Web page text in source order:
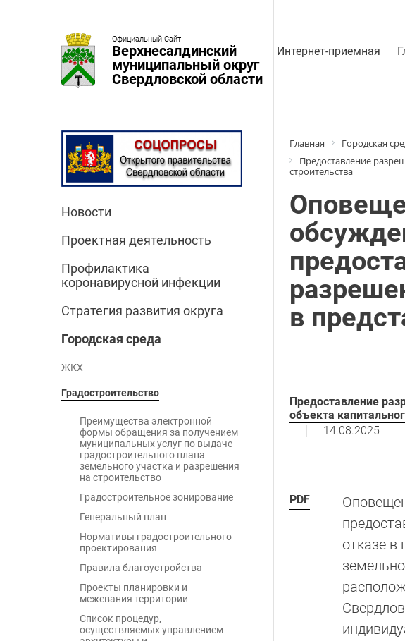
Официальный Сайт
Верхнесалдинский
муниципальный округ
Свердловской области
Интернет-приемная
Новости
Проектная деятельность
Профилактика
коронавирусной инфекции
Стратегия развития округа
Городская среда
ЖКХ
Градостроительство
Преимущества электронной
формы обращения за получением
муниципальных услуг по выдаче
градостроительного плана
земельного участка и разрешения
на строительство
Градостроительное зонирование
Генеральный план
Нормативы градостроительного
проектирования
Правила благоустройства
Проекты планировки и
межевания территории
Список процедур,
осуществляемых управлением
Главная Городская
Предоставление
строительства
в
Предоставление
объекта
14.08.2025
PDF
отказе в